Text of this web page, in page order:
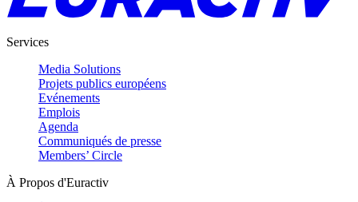
Services
Media Solutions
Projets publics européens
Evénements
Emplois
Agenda
Communiqués de presse
Members’ Circle
À Propos d'Euractiv